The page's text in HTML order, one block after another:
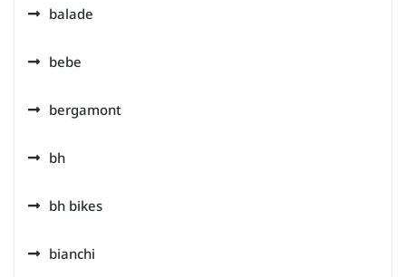
balade
bebe
bergamont
bh
bh bikes
bianchi